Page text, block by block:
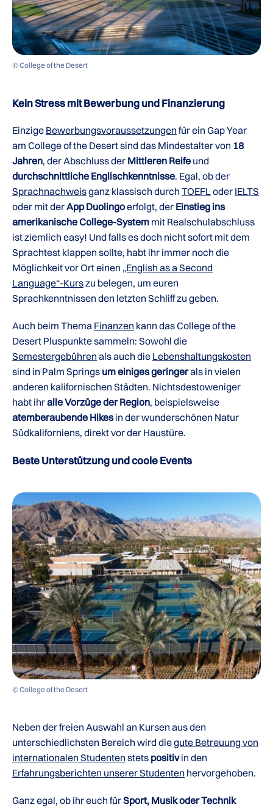
© College of the Desert
Kein Stress mit Bewerbung und Finanzierung
Einzige Bewerbungsvoraussetzungen für ein Gap Year
am College of the Desert sind das Mindestalter von 18
Jahren, der Abschluss der Mittleren Reife und
durchschnittliche Englischkenntnisse. Egal, ob der
Sprachnachweisganz klassisch durch TOEFLoder IELTS
oder mit derApp Duolingoerfolgt, der Einstieg ins
amerikanische College-System mit Realschulabschluss
ist ziemlich easy! Und falls es doch nicht sofort mit dem
Sprachtest klappen sollte, habt ihr immer noch die
Möglichkeit vor Ort einen „English as a Second
Language“-Kurszu belegen, um euren
Sprachkenntnissen den letzten Schliff zu geben.
Auch beim Thema Finanzen kann das College of the
Desert Pluspunkte sammeln: Sowohl die
Semestergebühren als auch die Lebenshaltungskosten
sind in Palm Springs um einiges geringerals in vielen
anderen kalifornischen Städten. Nichtsdestoweniger
habt ihralle Vorzüge der Region, beispielsweise
atemberaubende Hikesin der wunderschönen Natur
Südkaliforniens, direkt vor der Haustüre.
Beste Unterstützung und coole Events
© College of the Desert
Neben der freien Auswahl an Kursen aus den
unterschiedlichsten Bereich wird diegute Betreuung von
internationalen Studenten stets positivin den
Erfahrungsberichten unserer Studenten hervorgehoben.
Ganz egal, ob ihr euch fürSport, Musik oder Technik